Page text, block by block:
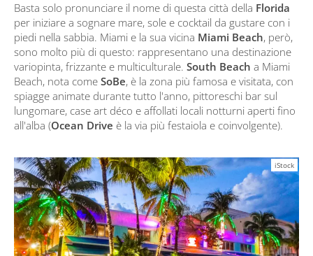
Basta solo pronunciare il nome di questa città della Florida
per iniziare a sognare mare, sole e cocktail da gustare con i
piedi nella sabbia. Miami e la sua vicina Miami Beach, però,
sono molto più di questo: rappresentano una destinazione
variopinta, frizzante e multiculturale. South Beach a Miami
Beach, nota come SoBe, è la zona più famosa e visitata, con
spiagge animate durante tutto l'anno, pittoreschi bar sul
lungomare, case art déco e affollati locali notturni aperti fino
all'alba (Ocean Drive è la via più festaiola e coinvolgente).
iStock